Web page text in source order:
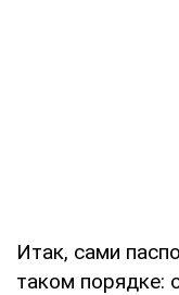
Итак, сами
таком